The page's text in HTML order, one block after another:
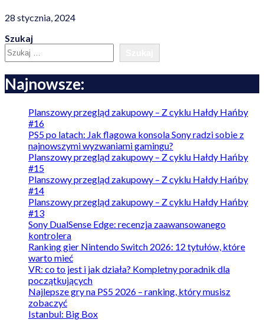
28 stycznia, 2024
Szukaj
Najnowsze:
Planszowy przegląd zakupowy – Z cyklu Hałdy Hańby
#16
PS5 po latach: Jak flagowa konsola Sony radzi sobie z
najnowszymi wyzwaniami gamingu?
Planszowy przegląd zakupowy – Z cyklu Hałdy Hańby
#15
Planszowy przegląd zakupowy – Z cyklu Hałdy Hańby
#14
Planszowy przegląd zakupowy – Z cyklu Hałdy Hańby
#13
Sony DualSense Edge: recenzja zaawansowanego
kontrolera
Ranking gier Nintendo Switch 2026: 12 tytułów, które
warto mieć
VR: co to jest i jak działa? Kompletny poradnik dla
początkujących
Najlepsze gry na PS5 2026 – ranking, który musisz
zobaczyć
Istanbul: Big Box